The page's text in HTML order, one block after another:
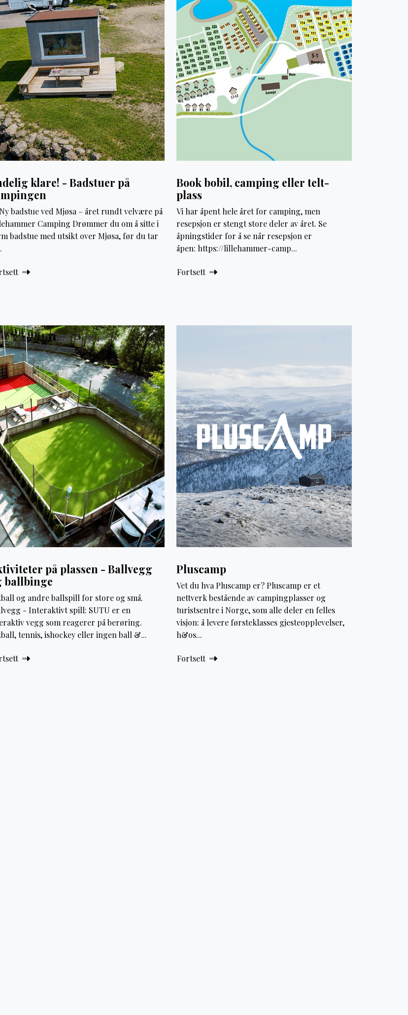
klare! - Badstuer på
badstue ved Mjøsa – året rundt velvære på
Camping Drømmer du om å sitte i
badstue med utsikt over Mjøsa, før du tar
Book bobil, camping eller telt-
plass
Vi har åpent hele året for camping, men
resepsjon er stengt store deler av året. Se
åpningstider for å se når resepsjon er
åpen: https://lillehammer-camp...
Fortsett
på plassen - Ballvegg
ballbinge
og andre ballspill for store og små.
- Interaktivt spill: SUTU er en
vegg som reagerer på berøring.
tennis, ishockey eller ingen ball &...
Pluscamp
Vet du hva Pluscamp er? Pluscamp er et
nettverk bestående av campingplasser og
turistsentre i Norge, som alle deler en felles
visjon: å levere førsteklasses gjesteopplevelser,
h&os...
Fortsett